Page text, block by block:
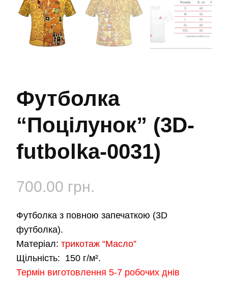
Футболка
“Поцілунок” (3D-
futbolka-0031)
700.00 грн.
Футболка з повною запечаткою (3D
футболка).
Матеріал: трикотаж “Масло”
Щільність: 150 г/м².
Термін виготовлення 5-7 робочих днів